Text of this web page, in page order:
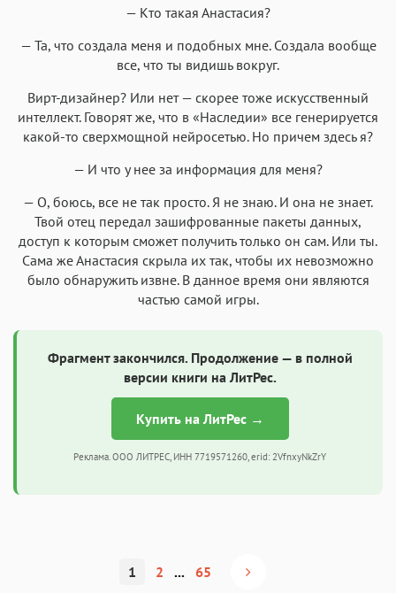
— Кто такая Анастасия?
— Та, что создала меня и подобных мне. Создала вообще
все, что ты видишь вокруг.
Вирт-дизайнер? Или нет — скорее тоже искусственный
интеллект. Говорят же, что в «Наследии» все генерируется
какой-то сверхмощной нейросетью. Но причем здесь я?
— И что у нее за информация для меня?
— О, боюсь, все не так просто. Я не знаю. И она не знает.
Твой отец передал зашифрованные пакеты данных,
доступ к которым сможет получить только он сам. Или ты.
Сама же Анастасия скрыла их так, чтобы их невозможно
было обнаружить извне. В данное время они являются
частью самой игры.
Фрагмент закончился. Продолжение — в полной
версии книги на ЛитРес.
Купить на ЛитРес →
Реклама. ООО ЛИТРЕС, ИНН 7719571260, erid: 2VfnxyNkZrY
1 2 ... 65